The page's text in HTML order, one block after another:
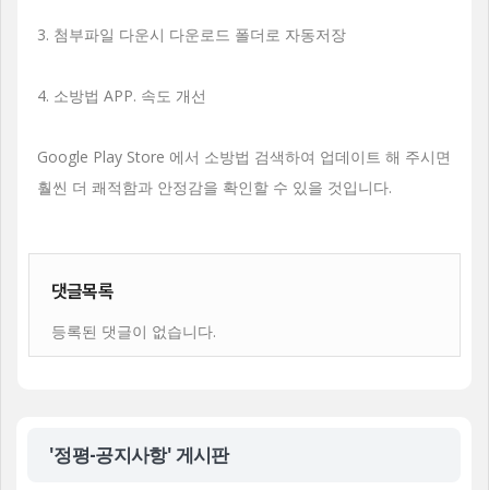
3. 첨부파일 다운시 다운로드 폴더로 자동저장
4. 소방법 APP. 속도 개선
Google Play Store 에서 소방법 검색하여 업데이트 해 주시면
훨씬 더 쾌적함과 안정감을 확인할 수 있을 것입니다.
댓글목록
등록된 댓글이 없습니다.
'정평-공지사항' 게시판